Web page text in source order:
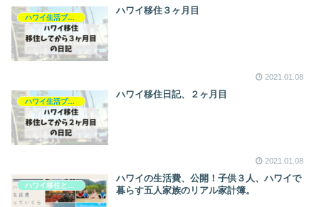
ハワイ生活ブログ
ハワイ移住３ヶ月目
2021.01.08
ハワイ生活ブログ
ハワイ移住日記、２ヶ月目
2021.01.08
ハワイの生活費、公開！子供３人、ハワイで
暮らす五人家族のリアル家計簿。